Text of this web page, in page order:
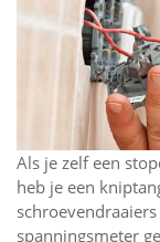
Als je zelf een
heb je een
spanningsmeter